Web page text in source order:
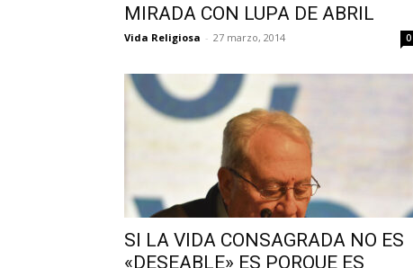
MIRADA CON LUPA DE ABRIL
Vida Religiosa - 27 marzo, 2014 0
SI LA VIDA CONSAGRADA NO ES
«DESEABLE» ES PORQUE ES